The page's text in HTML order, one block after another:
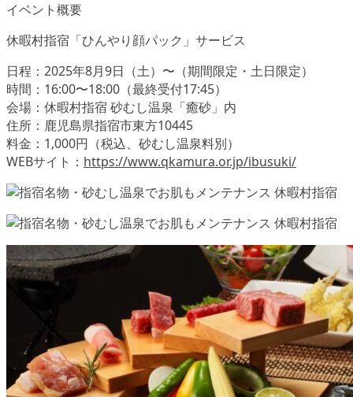
イベント概要
休暇村指宿「ひんやり顔パック」サービス
日程：2025年8月9日（土）〜（期間限定・土日限定）
時間：16:00〜18:00（最終受付17:45）
会場：休暇村指宿 砂むし温泉「癒砂」内
住所：鹿児島県指宿市東方10445
料金：1,000円（税込、砂むし温泉料別）
WEBサイト： https://www.qkamura.or.jp/ibusuki/